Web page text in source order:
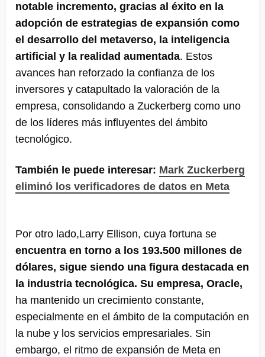
notable incremento, gracias al éxito en la
adopción de estrategias de expansión como
el desarrollo del metaverso, la inteligencia
artificial y la realidad aumentada. Estos
avances han reforzado la confianza de los
inversores y catapultado la valoración de la
empresa, consolidando a Zuckerberg como uno
de los líderes más influyentes del ámbito
tecnológico.
También le puede interesar: Mark Zuckerberg
eliminó los verificadores de datos en Meta
Por otro lado,Larry Ellison, cuya fortuna se
encuentra en torno a los 193.500 millones de
dólares, sigue siendo una figura destacada en
la industria tecnológica. Su empresa, Oracle,
ha mantenido un crecimiento constante,
especialmente en el ámbito de la computación en
la nube y los servicios empresariales. Sin
embargo, el ritmo de expansión de Meta en